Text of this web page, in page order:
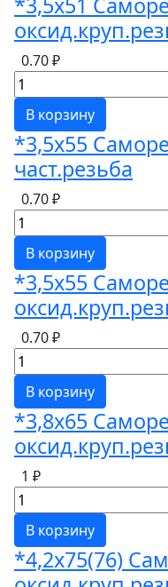
0.70 ₽
В корзину
*3,5х55
част.резьба
0.70 ₽
В корзину
*3,5х55
0.70 ₽
В корзину
*3,8х65
1 ₽
В корзину
*4,2х75(76)